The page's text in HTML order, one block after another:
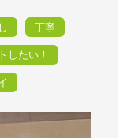
丁寧
したい！